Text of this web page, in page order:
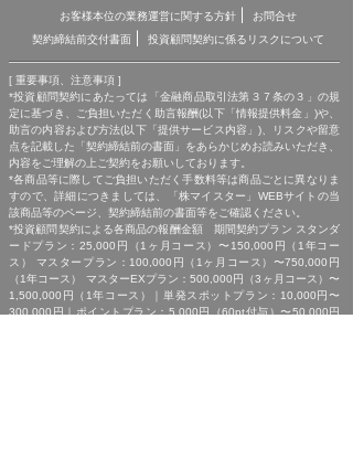
お客様本位の業務運営に関する方針
お問合せ
契約締結前交付書面
投資顧問契約に係るリスクについて
[ 重要事項、注意事項 ]
*投資顧問契約にあたっては「金融商品取引法第３７条の３」の規
定に基づき、ご負担いただく助言報酬(以下「情報提供料金」)や、
助言の内容および方法(以下「提供サービス内容」)、リスクや留意
点を記載した「契約締結前の書面」をあらかじめお読みいただき、
内容をご理解の上ご契約をお願いしております。
*各商品等に際してご負担いただく手数料等は商品ごとに異なりま
すので、詳細につきましては、「株マイスター」WEBサイトの当
該商品等のページ、契約締結前の書面等をご確認ください。
*投資顧問契約による各商品の報酬金額 期間契約プラン スタンダ
ードプラン：25,000円（1ヶ月コース）〜150,000円（1年コー
ス） マスタープラン：100,000円（1ヶ月コース）〜750,000円
（1年コース） マスターEXプラン：500,000円（3ヶ月コース）〜
1,500,000円（1年コース）｜単発スポットプラン：10,000円〜
300,000円｜ポイントプラン：5,000円（60pt付与）〜50,000円